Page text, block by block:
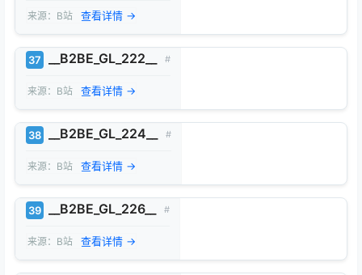
来源：B站 查看详情 →
37 __B2BE_GL_222__ #
来源：B站 查看详情 →
38 __B2BE_GL_224__ #
来源：B站 查看详情 →
39 __B2BE_GL_226__ #
来源：B站 查看详情 →